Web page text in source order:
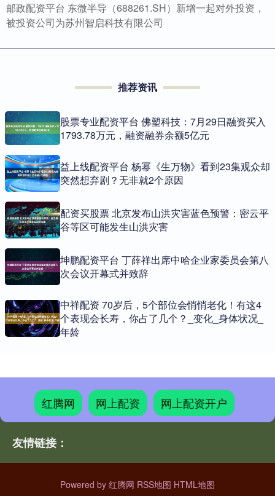
邮政配资平台 东微半导（688261.SH）新增一起对外投资，
被投资公司为苏州智启科技有限公司
推荐资讯
股票专业配资平台 佛塑科技：7月29日融资买入
1793.78万元，融资融券余额5亿元
益上线配资平台 杨幂《生万物》看到23集观众却
突然想弃剧？无非就2个原因
配资买股票 北京发布山洪灾害蓝色预警：密云平
谷等区可能发生山洪灾害
坤鹏配资平台 丁薛祥出席中哈企业家委员会第八
次会议开幕式并致辞
中祥配资 70岁后，5个部位会悄悄老化！有这4
个表现会长寿，你占了几个？_变化_身体状况_
年龄
红腾网 网上配资 网上配资开户
友情链接：
Powered by 红腾网 RSS地图 HTML地图